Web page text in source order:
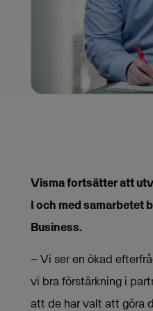
Visma fortsätter att
I och med samarbetet
Business.
– Vi ser en ökad
vi bra förstärkning i
att de har valt att göra